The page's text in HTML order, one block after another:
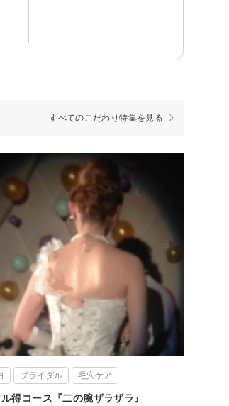
すべてのこだわり特集を見る
ブライダル 毛穴ケア
得コース『二の腕ザラザラ』